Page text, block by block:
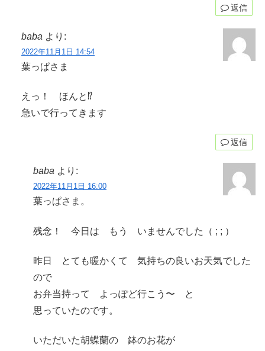
返信
baba より:
2022年11月1日 14:54
葉っぱさま
えっ！ ほんと⁉️
急いで行ってきます
返信
baba より:
2022年11月1日 16:00
葉っぱさま。
残念！ 今日は もう いませんでした（ ; ; ）
昨日 とても暖かくて 気持ちの良いお天気でした
ので
お弁当持って よっぽど行こう〜 と
思っていたのです。
いただいた胡蝶蘭の 鉢のお花が